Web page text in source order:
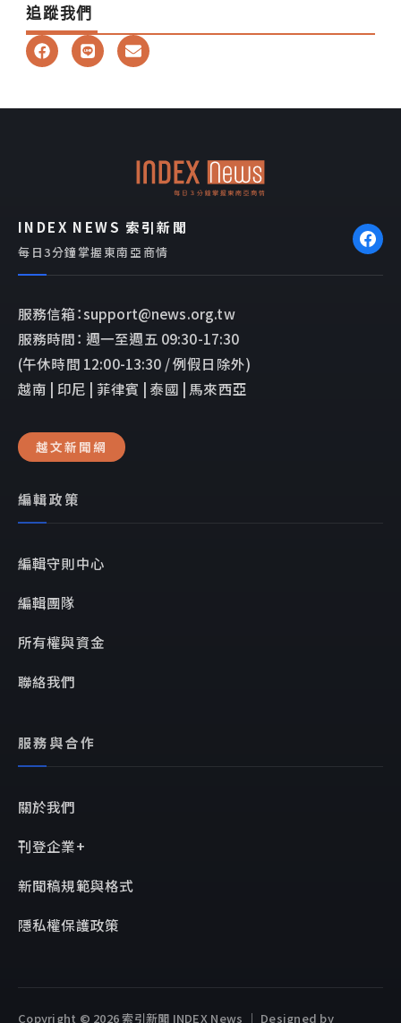
追蹤我們
F
a
b
L
i
E
n
l
INDEX NEWS 索引新聞
每日3分鐘掌握東南亞商情
服務信箱：support@news.org.tw
服務時間： 週一至週五 09:30-17:30
(午休時間 12:00-13:30 / 例假日除外)
越南 | 印尼 | 菲律賓 | 泰國 | 馬來西亞
越文新聞網
編輯政策
編輯守則中心
編輯團隊
所有權與資金
聯絡我們
服務與合作
關於我們
刊登企業+
新聞稿規範與格式
隱私權保護政策
Copyright © 2026 索引新聞 INDEX News ｜ Designed by